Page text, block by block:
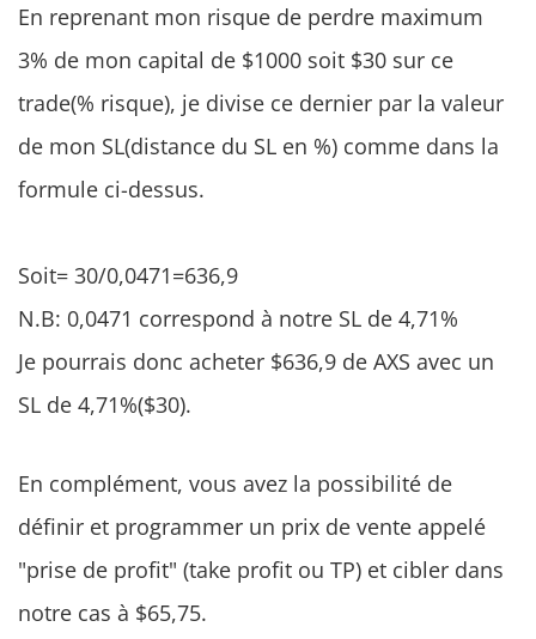
En reprenant mon risque de perdre maximum
3% de mon capital de $1000 soit $30 sur ce
trade(% risque), je divise ce dernier par la valeur
de mon SL(distance du SL en %) comme dans la
formule ci-dessus.
Soit= 30/0,0471=636,9
N.B: 0,0471 correspond à notre SL de 4,71%
Je pourrais donc acheter $636,9 de AXS avec un
SL de 4,71%($30).
En complément, vous avez la possibilité de
définir et programmer un prix de vente appelé
"prise de profit" (take profit ou TP) et cibler dans
notre cas à $65,75.